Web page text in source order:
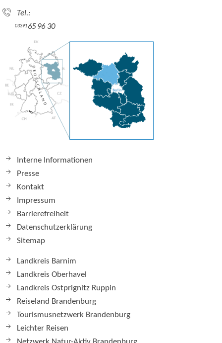
Tel.:
0339165 96 30
Interne Informationen
Presse
Kontakt
Impressum
Barrierefreiheit
Datenschutzerklärung
Sitemap
Landkreis Barnim
Landkreis Oberhavel
Landkreis Ostprignitz Ruppin
Reiseland Brandenburg
Tourismusnetzwerk Brandenburg
Leichter Reisen